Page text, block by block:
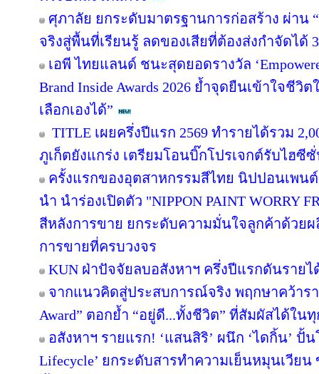
ศุภาลัย ยกระดับมาตรฐานการก่อสร้าง ผ่าน
จริงสู่พื้นที่เรียนรู้ ลดของเสียที่ต้องส่งกำจัดได้
เอพี ไทยแลนด์ ชนะสุดยอดรางวัล
Brand Inside Awards 2026 ย้ำจุดยืนเข้าใจชี
เลือกเองได้”
TITLE เผยครึ่งปีแรก 2569 ทำรายได้รวม
ภูเก็ตยังแกร่ง เตรียมโอนบิ๊กโปรเจกต์รับไฮซี
ครั้งแรกของอุตสาหกรรมสีไทย นิปปอนเพน
นำ นำร่องเปิดตัว "NIPPON PAINT
สีหลังการขาย ยกระดับความมั่นใจลูกค้าด้ว
การขายที่ครบวงจร
KUN ฝ่าปัจจัยลบอสังหาฯ ครึ่งปีแรกดันรายไ
จากแนวคิดสู่ประสบการณ์จริง พฤกษาคว้ารา
Award” ตอกย้ำ “อยู่ดี...ทั้งชีวิต” ที่สัมผัสได้ใน
อสังหาฯ รายแรก! ‘แสนสิริ’ ผนึก ‘ไดกิ้น’ ปั้น
Lifecycle’ ยกระดับสารทำความเย็นหมุนเวียน